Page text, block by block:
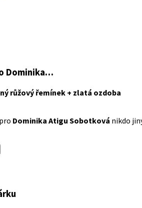
Dominika…
růžový řemínek + zlatá ozdoba
Dominika Atigu Sobotková nikdo